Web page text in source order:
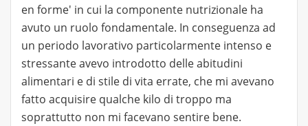
en forme' in cui la componente nutrizionale ha
avuto un ruolo fondamentale. In conseguenza ad
un periodo lavorativo particolarmente intenso e
stressante avevo introdotto delle abitudini
alimentari e di stile di vita errate, che mi avevano
fatto acquisire qualche kilo di troppo ma
soprattutto non mi facevano sentire bene.